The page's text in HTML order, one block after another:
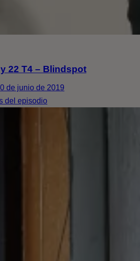
22 T4 – Blindspot
de junio de 2019
del episodio